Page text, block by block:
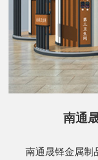
南通
南通晟铎金属制